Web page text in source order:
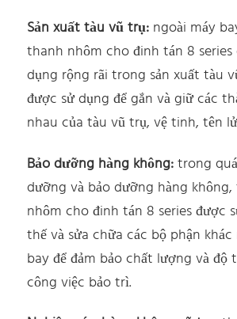
Sản xuất tàu vũ trụ: ngoài máy
thanh nhôm cho đinh tán 8
dụng rộng rãi trong sản xuất tàu
được sử dụng để gắn và giữ các
nhau của tàu vũ trụ, vệ tinh, tên
Bảo dưỡng hàng không:trong
dưỡng và bảo dưỡng hàng
nhôm cho đinh tán 8 series được
thế và sửa chữa các bộ phận
bay để đảm bảo chất lượng và độ
công việc bảo trì.